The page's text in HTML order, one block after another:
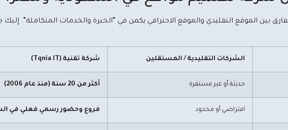
بين الموقع التقليدي والموقع الاحترافي يكمن في “الخبرة والخدمات المتكاملة”.
الشركات التقليدية / المستقلين شركة تقنية (Tqnia IT)
حديثة أو غير مستقرة أكثر من 20 سنة (منذ عام 2006)
افتراضي أو محدود فروع وحضور رسمي فعلي في